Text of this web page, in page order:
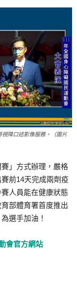
障口述影像服務。（圖片
」方式辦理，嚴格
前14天完成兩劑疫
人員能在健康狀態
部體育署首度推出
選手加油！
會官方網站